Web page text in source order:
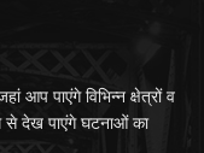
आप पाएंगे विभिन्न क्षेत्रों व
से देख पाएंगे घटनाओं का